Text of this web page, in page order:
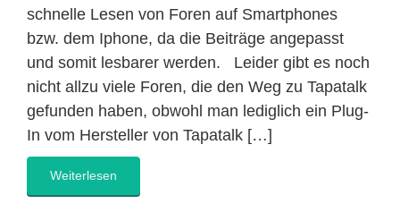
schnelle Lesen von Foren auf Smartphones
bzw. dem Iphone, da die Beiträge angepasst
und somit lesbarer werden. Leider gibt es noch
nicht allzu viele Foren, die den Weg zu Tapatalk
gefunden haben, obwohl man lediglich ein Plug-
In vom Hersteller von Tapatalk […]
Weiterlesen